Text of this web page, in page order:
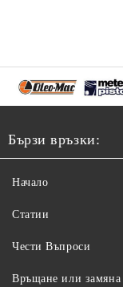
Бързи връзки:
Начало
Статии
Чести Въпроси
Връщане или замяна